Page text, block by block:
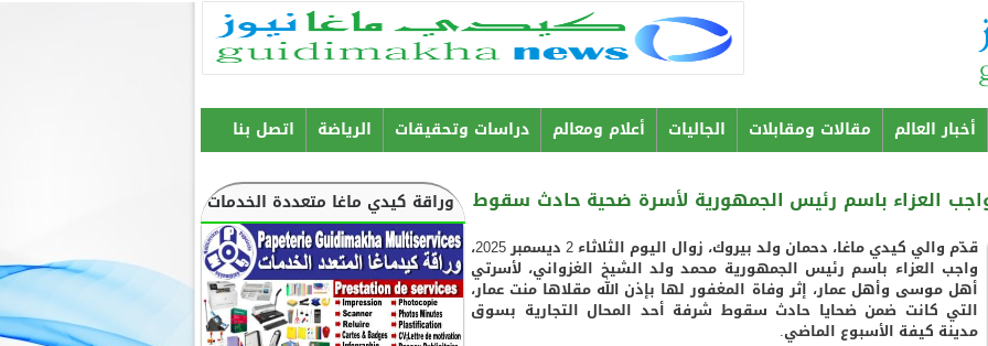
contenu
principal
أخبار العالم مقالات ومقابلات الجاليات أعلام ومعالم دراسات وتحقيقات الرياضة اتصل بنا
وراقة كيدي ماغا متعددة الخدمات العزاء باسم رئيس الجمهورية لأسرة ضحية حادث سقوط
قدّم والي كيدي ماغا، دحمان ولد بيروك، زوال اليوم الثلاثاء 2 ديسمبر 2025،
واجب العزاء باسم رئيس الجمهورية محمد ولد الشيخ الغزواني، لأسرتي
أهل موسى وأهل عمار، إثر وفاة المغفور لها بإذن الله مقلاها منت عمار،
التي كانت ضمن ضحايا حادث سقوط شرفة أحد المحال التجارية بسوق
مدينة كيفة الأسبوع الماضي.